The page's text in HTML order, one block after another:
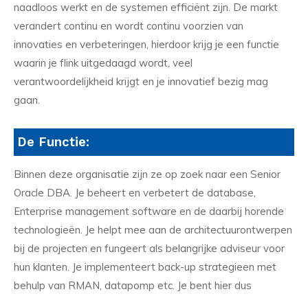
naadloos werkt en de systemen efficiënt zijn. De markt
verandert continu en wordt continu voorzien van
innovaties en verbeteringen, hierdoor krijg je een functie
waarin je flink uitgedaagd wordt, veel
verantwoordelijkheid krijgt en je innovatief bezig mag
gaan.
De Functie:
Binnen deze organisatie zijn ze op zoek naar een Senior
Oracle DBA. Je beheert en verbetert de database,
Enterprise management software en de daarbij horende
technologieën. Je helpt mee aan de architectuurontwerpen
bij de projecten en fungeert als belangrijke adviseur voor
hun klanten. Je implementeert back-up strategieen met
behulp van RMAN, datapomp etc. Je bent hier dus